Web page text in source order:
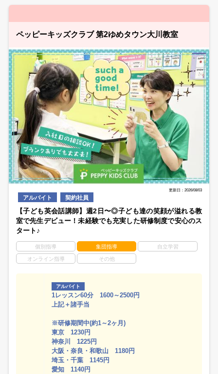
ペッピーキッズクラブ 第2ゆめタウン大川教室
更新日：2026/08/03
アルバイト 契約社員
【子ども英会話講師】週2日〜◎子ども達の笑顔が溢れる教
室で先生デビュー！未経験でも充実した研修制度で安心のス
タート♪
個別指導 集団指導 自立学習
オンライン指導 その他
アルバイト
1レッスン60分 1600～2500円
上記＋諸手当
※研修期間中(約1～2ヶ月)
東京 1230円
神奈川 1225円
大阪・奈良・和歌山 1180円
埼玉・千葉 1145円
愛知 1140円